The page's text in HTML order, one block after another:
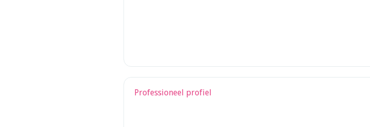
Professioneel profiel